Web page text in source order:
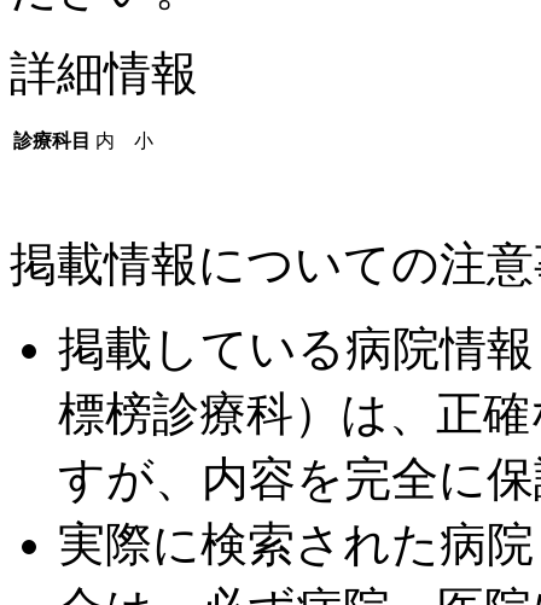
詳細情報
診療科目 内 小
掲載情報についての注
掲載している病院情
標榜診療科）は、正
すが、内容を完全に
実際に検索された病